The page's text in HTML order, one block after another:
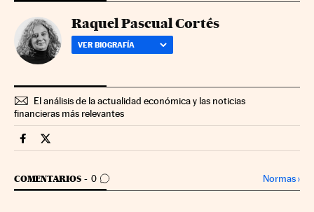
Raquel Pascual Cortés
VER BIOGRAFÍA
El análisis de la actualidad económica y las noticias
financieras más relevantes
Economia Cinco Días en Facebook
Economia Cinco Días en Twitter
COMENTARIOS 0
IR A LOS COMENTARIOS Normas›